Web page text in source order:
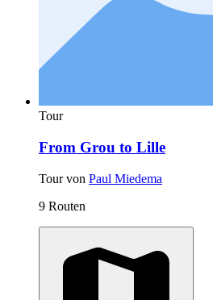
Tour
From Grou to Lille
Tour von Paul Miedema
9 Routen